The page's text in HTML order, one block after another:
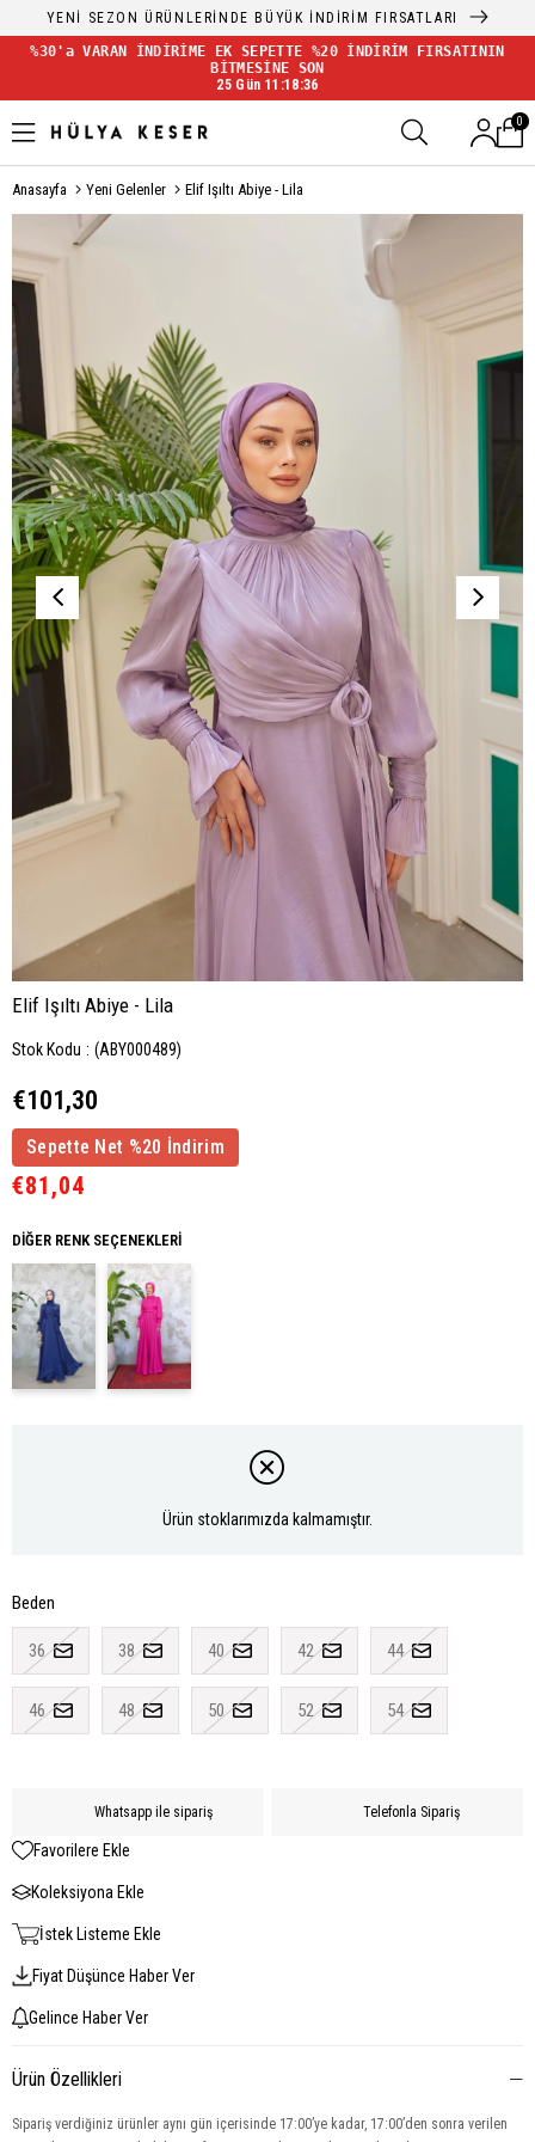
YENİ SEZON ÜRÜNLERİNDE BÜYÜK İNDİRİM FIRSATLARI
%30'a VARAN İNDİRİME EK SEPETTE %20 İNDİRİM FIRSATININ
BİTMESİNE SON
25 Gün 11:18:35
0
Anasayfa Yeni Gelenler Elif Işıltı Abiye - Lila
Elif Işıltı Abiye - Lila
Stok Kodu (ABY000489)
€101,30
Sepette Net %20 İndirim
€81,04
DIĞER RENK SEÇENEKLERI
Ürün stoklarımızda kalmamıştır.
Beden
36 38 40 42 44
46 48 50 52 54
Whatsapp ile sipariş Telefonla Sipariş
Favorilere Ekle
Koleksiyona Ekle
İstek Listeme Ekle
Fiyat Düşünce Haber Ver
Gelince Haber Ver
Ürün Özellikleri
Sipariş verdiğiniz ürünler aynı gün içerisinde 17:00’ye kadar, 17:00’den sonra verilen